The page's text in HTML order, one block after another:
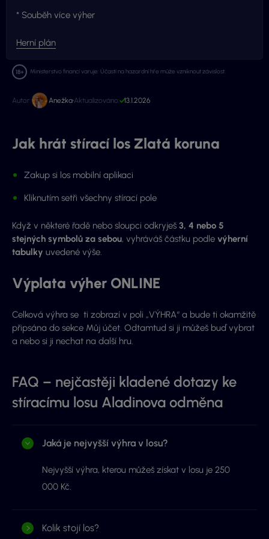
* Souběh více výher
Herní plán
Ministerstvo financí varuje: Účastí na hazardní hře může vzniknout závislost.
Autor: Anežka Aktualizováno: 13.1.2026
Jak hrát stírací los Zlatá koruna
Zakup si los mobilní aplikaci
Kliknutím setři všechny stírací pole
Když v některé řadě nebo sloupci odkryješ 3, 4 nebo 5
stejných symbolů za sebou, vyhráváš částku podle výherní
tabulky uvedené výše.
Výplata výher ONLINE
Celková výhra se ti zobrazí v poli „VÝHRA“ a bude ti okamžitě
připsána do sekce Můj účet. Odtamtud si ji můžeš buď vybrat
a nebo si ji nechat na další hru.
FAQ – nejčastěji kladené dotazy ke
stíracímu losu Aladinova odměna
Jaká je nejvyšší výhra v losu?
Nejvyšší výhra, kterou můžeš získat v losu je 250
000 Kč.
Kolik stojí los?